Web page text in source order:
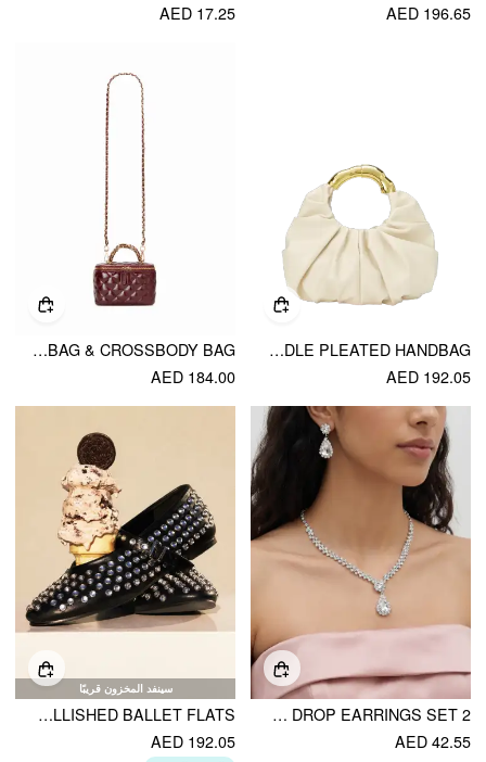
AED 196.65
AED 17.25
METAL HANDLE PLEATED HANDBAG
AED 192.05
QUILTED VANITY HANDBAG & CROSSBODY BAG
AED 184.00
2 PCS RHINESTONE DECOR NECKLACE & DROP EARRINGS SET
AED 42.55
سينفد المخزون قريبًا
CRYSTAL-EMBELLISHED BALLET FLATS
AED 192.05